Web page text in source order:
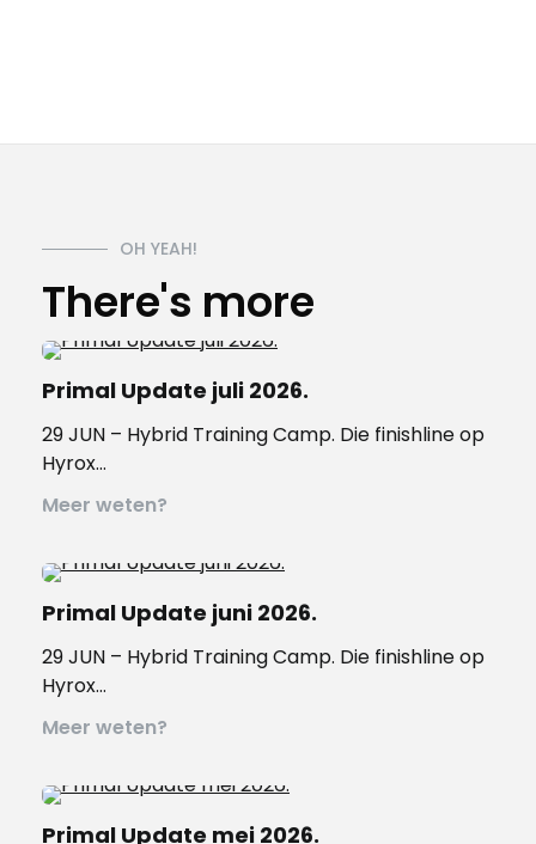
OH YEAH!
There's more
Primal Update juli 2026.
29 JUN – Hybrid Training Camp. Die finishline op
Hyrox…
Meer weten?
Primal Update juni 2026.
29 JUN – Hybrid Training Camp. Die finishline op
Hyrox…
Meer weten?
Primal Update mei 2026.